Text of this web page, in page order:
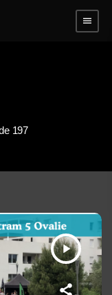
menu
197
play_arrow